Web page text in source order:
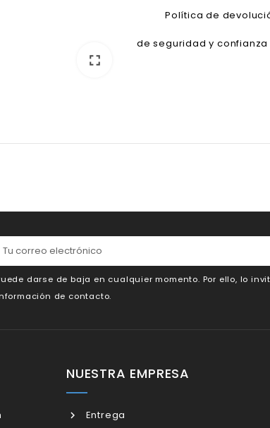
fullscreen
Política de
de seguridad y
darse de baja en cualquier momento. Por ello, lo
de contacto.
NUESTRA EMPRESA
Entrega